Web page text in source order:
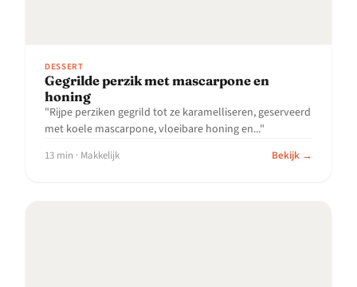
DESSERT
Gegrilde perzik met mascarpone en
honing
"Rijpe perziken gegrild tot ze karamelliseren, geserveerd
met koele mascarpone, vloeibare honing en..."
13 min · Makkelijk Bekijk →